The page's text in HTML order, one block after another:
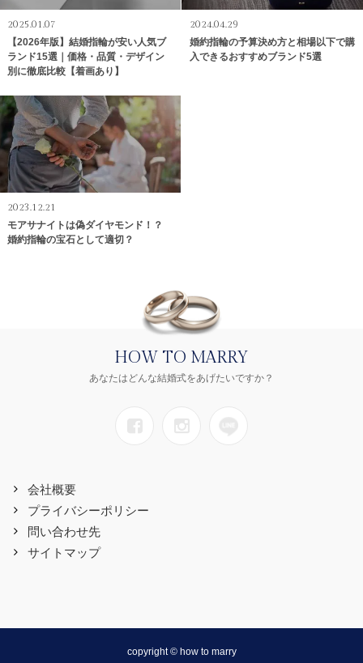
2025.01.07
【2026年版】結婚指輪が安い人気ブ
ランド15選｜価格・品質・デザイン
別に徹底比較【着画あり】
2024.04.29
婚約指輪の予算決め方と相場以下で購
入できるおすすめブランド5選
2023.12.21
モアサナイトは偽ダイヤモンド！？
婚約指輪の宝石として適切？
HOW TO MARRY
あなたはどんな結婚式をあげたいですか？
会社概要
プライバシーポリシー
問い合わせ先
サイトマップ
copyright © how to marry